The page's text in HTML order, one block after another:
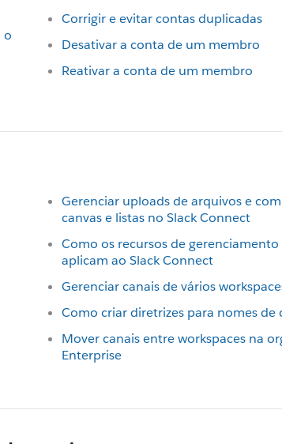
o
Corrigir e evitar contas duplicadas
Desativar a conta de um membro
Reativar a conta de um membro
Gerenciar uploads de arquivos e
canvas e listas no Slack Connect
Como os recursos de gerenciamento
aplicam ao Slack Connect
Gerenciar canais de vários
Como criar diretrizes para nomes de
Mover canais entre workspaces na
Enterprise